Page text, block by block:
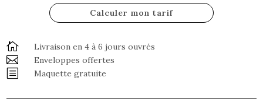
Calculer mon tarif
 Livraison en 4 à 6 jours ouvrés
 Enveloppes offertes
b Maquette gratuite